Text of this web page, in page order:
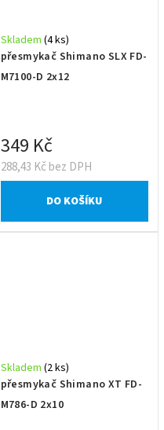
přesmykač Shimano SLX FD-
M7100-D 2x12
Skladem (4 ks)
288,43 Kč bez DPH
349 Kč
DO KOŠÍKU
přesmykač Shimano XT FD-
M786-D 2x10
Skladem (2 ks)